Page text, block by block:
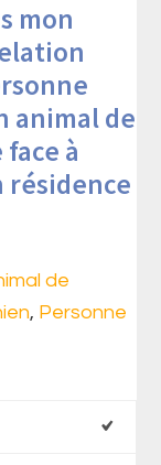
mon
animal de
à
résidence
de
, Personne